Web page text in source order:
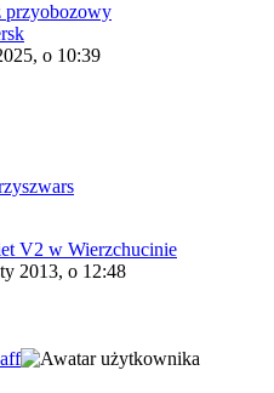
przyobozowy
o 10:39
V2 w Wierzchucinie
2013, o 12:48